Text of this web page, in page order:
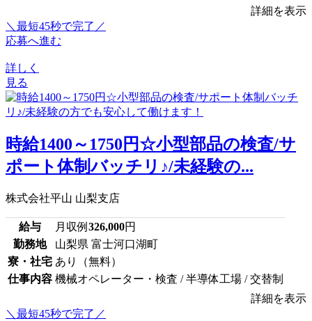
詳細を表示
＼最短45秒で完了／
応募へ進む
詳しく
見る
時給1400～1750円☆小型部品の検査/サ
ポート体制バッチリ♪/未経験の...
株式会社平山 山梨支店
給与 月収例 326,000円
勤務地
山梨県 富士河口湖町
寮・社宅 あり（無料）
仕事内容 機械オペレーター・検査 / 半導体工場 / 交替制
詳細を表示
＼最短45秒で完了／